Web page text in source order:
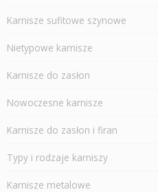
Karnisze sufitowe szynowe
Nietypowe karnisze
Karnisze do zasłon
Nowoczesne karnisze
Karnisze do zasłon i firan
Typy i rodzaje karniszy
Karnisze metalowe